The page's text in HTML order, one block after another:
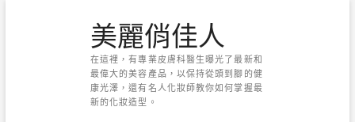
美麗俏佳人
在這裡，有專業皮膚科醫生曝光了最新和
最偉大的美容產品，以保持從頭到腳的健
康光澤，還有名人化妝師教你如何掌握最
新的化妝造型。